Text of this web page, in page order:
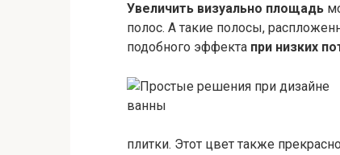
Увеличить визуально площадь
полос. А такие полосы,
подобного эффекта при низких
плитки. Этот цвет также